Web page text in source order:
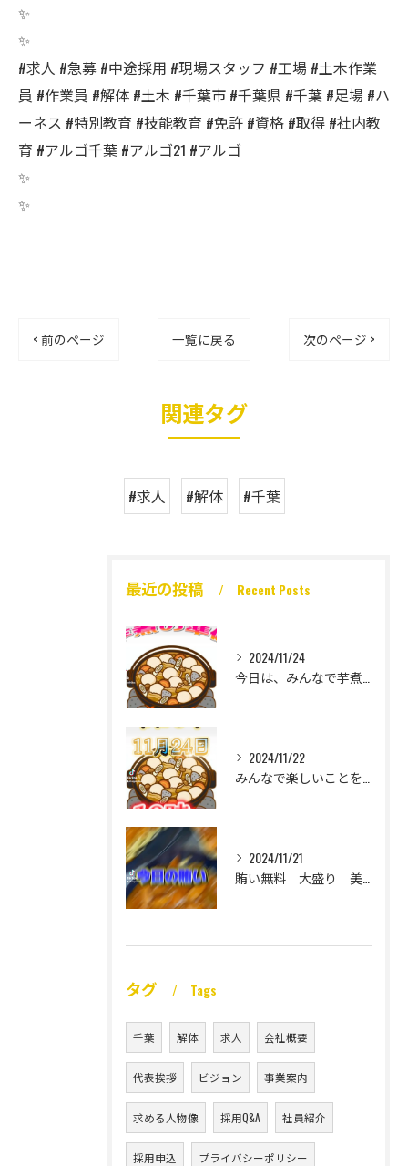
✨
✨
#求人 #急募 #中途採用 #現場スタッフ #工場 #土木作業
員 #作業員 #解体 #土木 #千葉市 #千葉県 #千葉 #足場 #ハ
ーネス #特別教育 #技能教育 #免許 #資格 #取得 #社内教
育 #アルゴ千葉 #アルゴ21 #アルゴ
✨
✨
< 前のページ 一覧に戻る 次のページ >
関連タグ
#求人 #解体 #千葉
最近の投稿 Recent Posts
2024/11/24
2024/11/22
2024/11/21
タグ Tags
千葉 解体 求人 会社概要
代表挨拶 ビジョン 事業案内
求める人物像 採用Q&A 社員紹介
採用申込 プライバシーポリシー